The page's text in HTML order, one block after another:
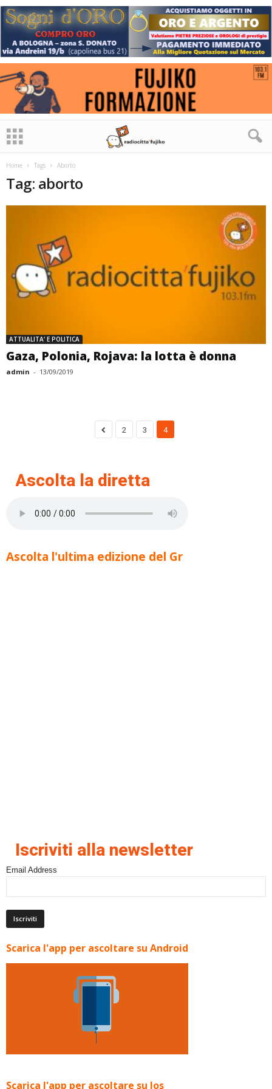
Home Tags Aborto
Tag: aborto
ATTUALITA' E POLITICA
Gaza, Polonia, Rojava: la lotta è donna
admin - 13/09/2019
2 3 4
Ascolta la diretta
Ascolta l'ultima edizione del Gr
Iscriviti alla newsletter
Email Address
Scarica l'app per ascoltare su Android
Scarica l'app per ascoltare su Ios